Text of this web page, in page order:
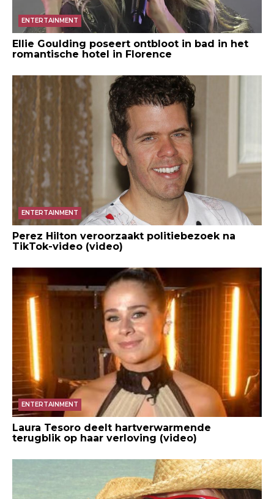
ENTERTAINMENT
Ellie Goulding poseert ontbloot in bad in het
romantische hotel in Florence
ENTERTAINMENT
Perez Hilton veroorzaakt politiebezoek na
TikTok-video (video)
ENTERTAINMENT
Laura Tesoro deelt hartverwarmende
terugblik op haar verloving (video)